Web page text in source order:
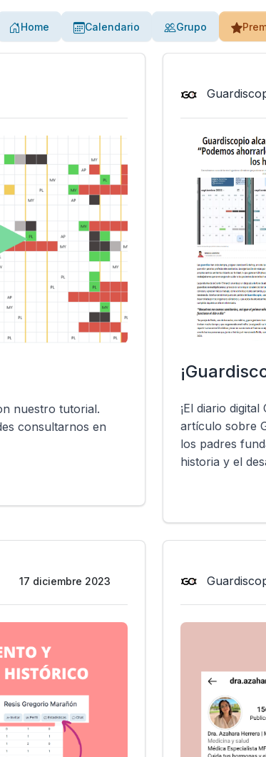
Home Calendario Grupo
nuestro tutorial.
consultarnos en
¡El diario
artículo sobre
los padres
historia y el
17 diciembre 2023